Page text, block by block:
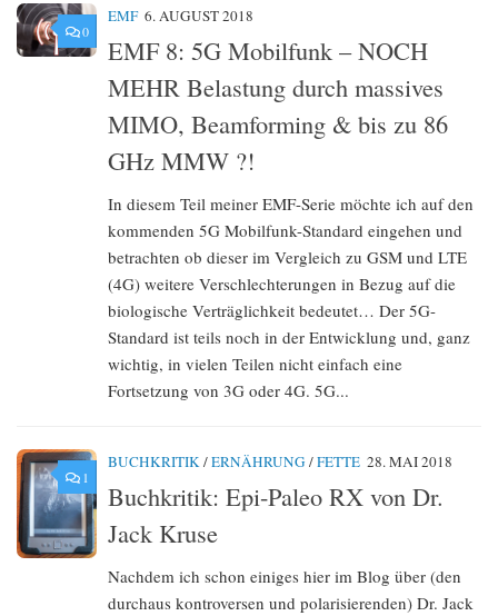
0
EMF 6. AUGUST 2018
EMF 8: 5G Mobilfunk – NOCH
MEHR Belastung durch massives
MIMO, Beamforming & bis zu 86
GHz MMW ?!
In diesem Teil meiner EMF-Serie möchte ich auf den
kommenden 5G Mobilfunk-Standard eingehen und
betrachten ob dieser im Vergleich zu GSM und LTE
(4G) weitere Verschlechterungen in Bezug auf die
biologische Verträglichkeit bedeutet… Der 5G-
Standard ist teils noch in der Entwicklung und, ganz
wichtig, in vielen Teilen nicht einfach eine
Fortsetzung von 3G oder 4G. 5G...
1
BUCHKRITIK/ERNÄHRUNG /FETTE 28. MAI 2018
Buchkritik: Epi-Paleo RX von Dr.
Jack Kruse
Nachdem ich schon einiges hier im Blog über (den
durchaus kontroversen und polarisierenden) Dr. Jack